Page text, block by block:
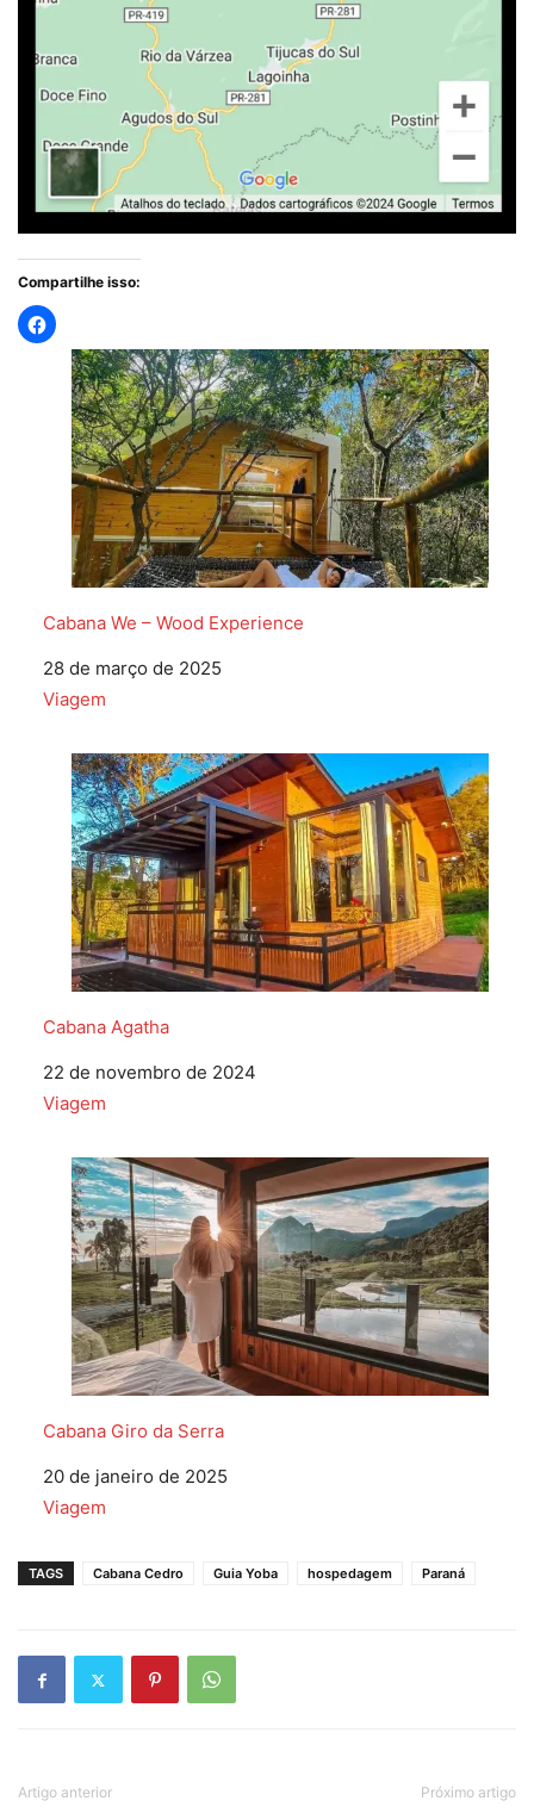
Compartilhe isso:
Cabana We – Wood Experience
Data
28 de março de 2025
Em relação a
Viagem
Cabana Agatha
Data
22 de novembro de 2024
Em relação a
Viagem
Cabana Giro da Serra
Data
20 de janeiro de 2025
Em relação a
Viagem
TAGS Cabana Cedro Guia Yoba hospedagem Paraná
Artigo anterior Próximo artigo